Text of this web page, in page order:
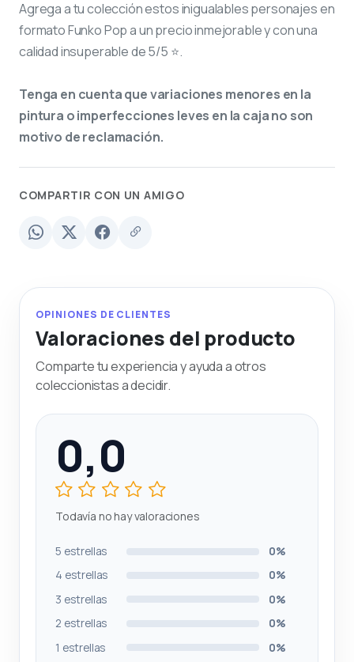
Agrega a tu colección estos inigualables personajes en
formato Funko Pop a un precio inmejorable y con una
calidad insuperable de 5/5 ⭐.
Tenga en cuenta que variaciones menores en la
pintura o imperfecciones leves en la caja no son
motivo de reclamación.
COMPARTIR CON UN AMIGO
OPINIONES DE CLIENTES
Valoraciones del producto
Comparte tu experiencia y ayuda a otros
coleccionistas a decidir.
0,0
Todavía no hay valoraciones
5 estrellas
0%
4 estrellas
0%
3 estrellas
0%
2 estrellas
0%
1 estrellas
0%